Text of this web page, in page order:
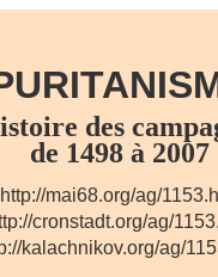
des
de 1498 à 2007
http://mai68.org/ag/
cronstadt.org/ag/
kalachnikov.org/ag/